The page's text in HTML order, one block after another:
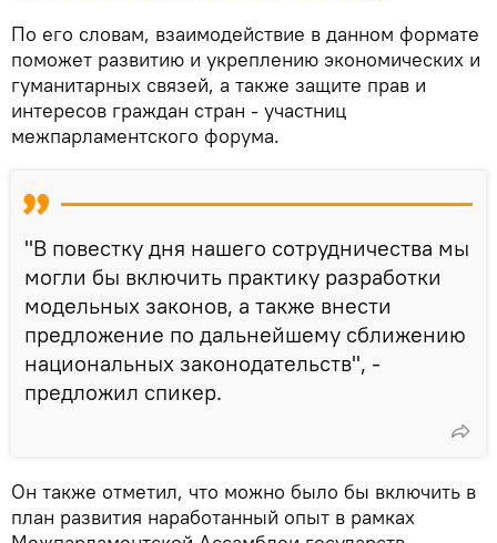
По его словам, взаимодействие в данном формате
поможет развитию и укреплению экономических и
гуманитарных связей, а также защите прав и
интересов граждан стран - участниц
межпарламентского форума.
"В повестку дня нашего сотрудничества мы
могли бы включить практику разработки
модельных законов, а также внести
предложение по дальнейшему сближению
национальных законодательств", -
предложил спикер.
Он также отметил, что можно было бы включить в
план развития наработанный опыт в рамках